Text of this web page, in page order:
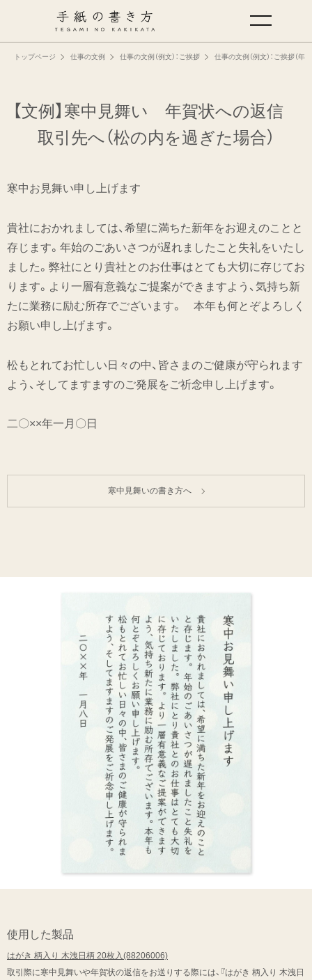
トップページ 仕事の文例 仕事の文例（例文）：ご挨拶 仕事の文例（例文）：ご挨拶（年
【文例】寒中見舞い 年賀状への返信
取引先へ（松の内を過ぎた場合）
寒中お見舞い申し上げます
貴社におかれましては、希望に満ちた新年をお迎えのことと
存じます。年始のごあいさつが遅れましたこと失礼をいたし
ました。弊社にとり貴社とのお仕事はとても大切に存じてお
ります。より一層有意義なご提案ができますよう、気持ち新
たに業務に励む所存でございます。 本年も何とぞよろしく
お願い申し上げます。
松もとれてお忙しい日々の中、皆さまのご健康が守られます
よう、そしてますますのご発展をご祈念申し上げます。
二〇××年一月〇日
寒中見舞いの書き方へ
使用した製品
はがき 柄入り 木洩日柄 20枚入(88206006)
取引際に寒中見舞いや年賀状の返信をお送りする際には、『はがき 柄入り 木洩日
手紙の基本
仕事の手紙の書き方
くらしの文例
仕事の文例
特集
ミドリオフィシャルサイト